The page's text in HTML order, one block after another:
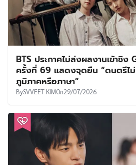
BTS ประกาศไม่ส่งผลงานเข้าชิง
ครั้งที่ 69 แสดงจุดยืน “ดนตรีไ
ภูมิภาคหรือภาษา”
BySVVEET KIMOn29/07/2026